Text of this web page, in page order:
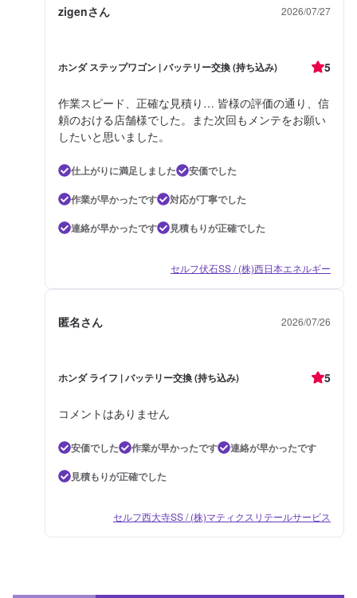
zigenさん 2026/07/27
ホンダ ステップワゴン | バッテリー交換 (持ち込み) 5
作業スピード、正確な見積り… 皆様の評価の通り、信
頼のおける店舗様でした。また次回もメンテをお願い
したいと思いました。
仕上がりに満足しました
安価でした
作業が早かったです
対応が丁寧でした
連絡が早かったです
見積もりが正確でした
セルフ伏石SS / (株)西日本エネルギー
匿名さん 2026/07/26
ホンダ ライフ | バッテリー交換 (持ち込み) 5
コメントはありません
安価でした 作業が早かったです
連絡が早かったです
見積もりが正確でした
セルフ西大寺SS / (株)マティクスリテールサービス